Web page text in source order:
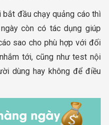
đầu chạy quảng cáo thì
còn có tác dụng giúp
sao cho phù hợp với đối
tới, cũng như test nội
dùng hay không để điều